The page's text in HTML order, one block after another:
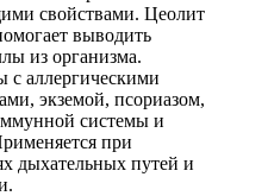
свойствами. Цеолит
выводить
из организма.
с аллергическими
экземой, псориазом,
системы и
при
дыхательных путей и